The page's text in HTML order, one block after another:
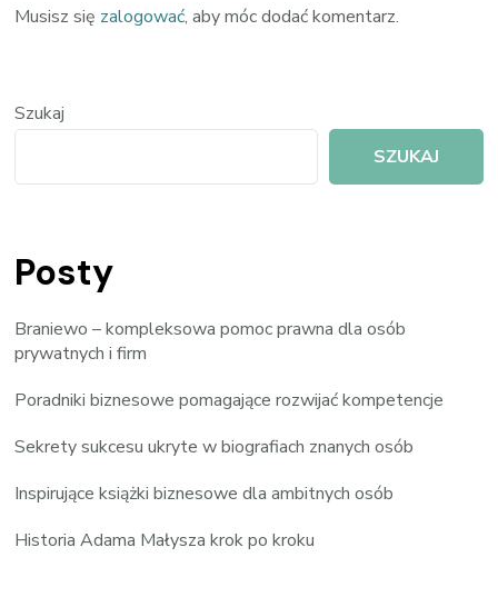
Musisz się zalogować, aby móc dodać komentarz.
Szukaj
SZUKAJ
Posty
Braniewo – kompleksowa pomoc prawna dla osób
prywatnych i firm
Poradniki biznesowe pomagające rozwijać kompetencje
Sekrety sukcesu ukryte w biografiach znanych osób
Inspirujące książki biznesowe dla ambitnych osób
Historia Adama Małysza krok po kroku